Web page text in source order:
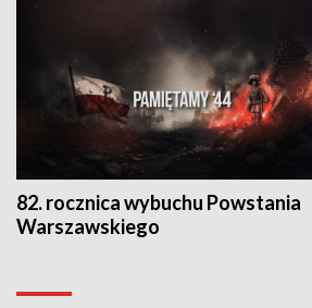
82. rocznica wybuchu Powstania
Warszawskiego